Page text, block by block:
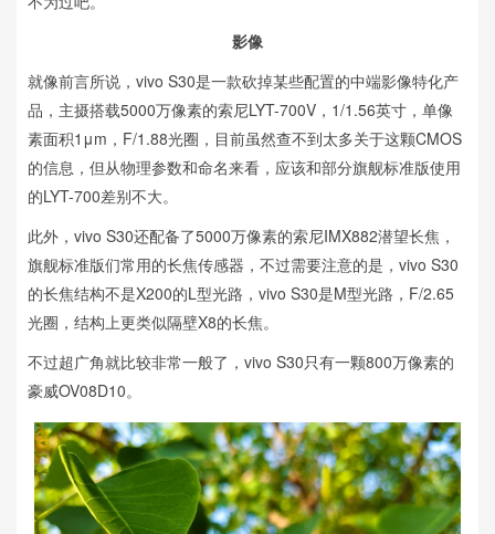
影像
就像前言所说，vivo S30是一款砍掉某些配置的中端影像特化产
品，主摄搭载5000万像素的索尼LYT-700V，1/1.56英寸，单像
素面积1μm，F/1.88光圈，目前虽然查不到太多关于这颗CMOS
的信息，但从物理参数和命名来看，应该和部分旗舰标准版使用
的LYT-700差别不大。
此外，vivo S30还配备了5000万像素的索尼IMX882潜望长焦，
旗舰标准版们常用的长焦传感器，不过需要注意的是，vivo S30
的长焦结构不是X200的L型光路，vivo S30是M型光路，F/2.65
光圈，结构上更类似隔壁X8的长焦。
不过超广角就比较非常一般了，vivo S30只有一颗800万像素的
豪威OV08D10。